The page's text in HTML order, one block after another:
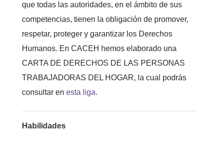
que todas las autoridades, en el ámbito de sus
competencias, tienen la obligación de promover,
respetar, proteger y garantizar los Derechos
Humanos. En CACEH hemos elaborado una
CARTA DE DERECHOS DE LAS PERSONAS
TRABAJADORAS DEL HOGAR, la cual podrás
consultar en esta liga.
Habilidades